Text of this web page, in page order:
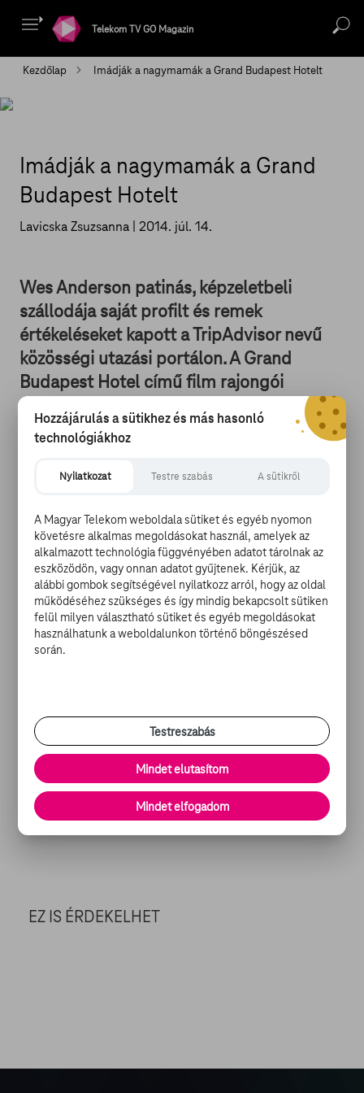
Telekom TV GO Magazin
Kezdőlap Imádják a nagymamák a Grand Budapest Hotelt
Imádják a nagymamák a Grand
Budapest Hotelt
Lavicska Zsuzsanna | 2014. júl. 14.
Wes Anderson patinás, képzeletbeli
szállodája saját profilt és remek
értékeléseket kapott a TripAdvisor nevű
közösségi utazási portálon. A Grand
Budapest Hotel című film rajongói
szellemes véleményeiket osztják meg
Zubrowka város híres hoteljéről.
Különösen a nyugdíjas hölgyeklelkesedneka
nyolcvanas éveiben járó idős asszonyt. Gustave-tól
egyenesen elájultam.” Monsieur Gustave, a Ralph
Fiennes által megformált mindig elegáns, finom, és a
nénik igényeit diszkréten, ám megbízhatóan kielégítő
főportás, aki a filmben a mesterségesen megöregített
Tilda Swintont csavarta az ujja köré. A látogatók
maximális pontszámmal értékelték az egész
személyzetet, és a segítőkész Monsieur Gustave mellett
AJÁNLATAINK
EZ IS ÉRDEKELHET
Hozzájárulás a sütikhez és más hasonló
technológiákhoz
Nyilatkozat Testre szabás A sütikről
A Magyar Telekom weboldala sütiket és egyéb nyomon
követésre alkalmas megoldásokat használ, amelyek az
alkalmazott technológia függvényében adatot tárolnak az
eszközödön, vagy onnan adatot gyűjtenek. Kérjük, az
alábbi gombok segítségével nyilatkozz arról, hogy az oldal
működéséhez szükséges és így mindig bekapcsolt sütiken
felül milyen választható sütiket és egyéb megoldásokat
használhatunk a weboldalunkon történő böngészésed
során.
Testreszabás
Mindet elutasítom
Mindet elfogadom